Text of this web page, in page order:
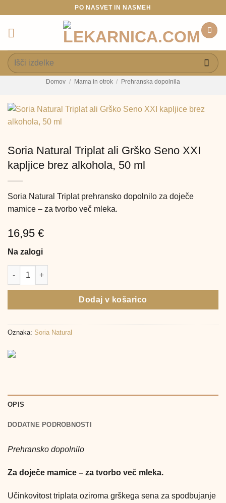
vsebino
PO NASVET IN NASMEH
Išči:
Domov / Mama in otrok / Prehranska dopolnila
Soria Natural Triplat ali Grško Seno XXI
kapljice brez alkohola, 50 ml
Soria Natural Triplat prehransko dopolnilo za doječe
mamice – za tvorbo več mleka.
16,95 €
Na zalogi
Soria Natural Triplat ali Grško Seno XXI kapljice brez alkohola,
Dodaj v košarico
Oznaka: Soria Natural
OPIS
DODATNE PODROBNOSTI
Prehransko dopolnilo
Za doječe mamice – za tvorbo več mleka.
Učinkovitost triplata oziroma grškega sena za spodbujanje